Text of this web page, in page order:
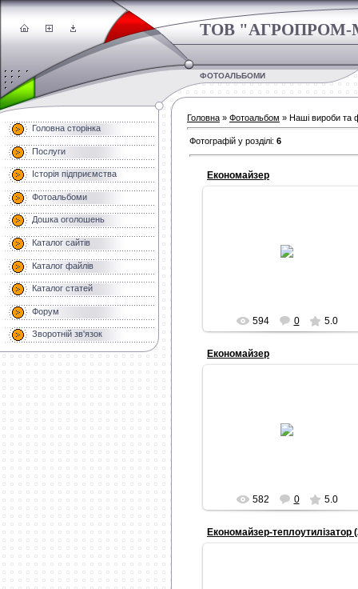
ТОВ
ФОТОАЛЬБОМИ
Головна сторінка
Послуги
Історія підприємства
Фотоальбоми
Дошка оголошень
Каталог сайтів
Каталог файлів
Каталог статей
Форум
Зворотній зв'язок
Головна » Фотоальбом » Наші вироби та
Фотографій у розділі: 6
Економайзер
594 0 5.0
Економайзер
582 0 5.0
Економайзер-теплоутилізатор